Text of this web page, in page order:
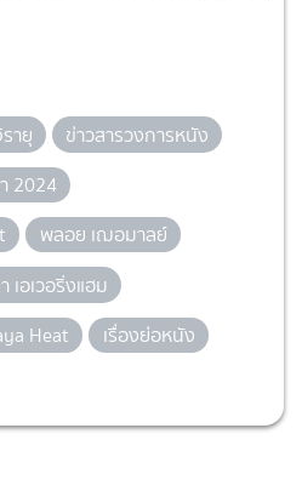
ายุ
ข่าวสารวงการหนัง
2024
พลอย เฌอมาลย์
เอเวอริ่งแฮม
Heat
เรื่องย่อหนัง